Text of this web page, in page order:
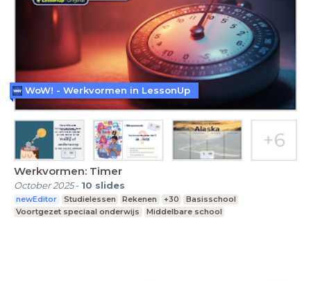
Werkvormen: Timer
October 2025- 10 slides
newEditor Studielessen Rekenen +30
Basisschool
Voortgezet speciaal onderwijs
Middelbare school
WoW! - Werkvormen in LessonUp